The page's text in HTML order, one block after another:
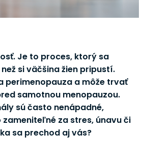
Je to proces, ktorý sa
si väčšina žien pripustí.
perimenopauza a môže trvať
samotnou menopauzou.
sú často nenápadné,
za stres, únavu či
sa prechod aj vás?